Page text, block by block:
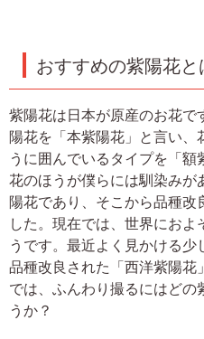
おすすめの紫陽花と
紫陽花は日本が原産のお花
陽花を「本紫陽花」と言い、
うに囲んでいるタイプを「
花のほうが僕らには馴染み
陽花であり、そこから品種改
した。現在では、世界にお
うです。最近よく見かける
品種改良された「西洋紫陽花
では、ふんわり撮るにはどの
うか？